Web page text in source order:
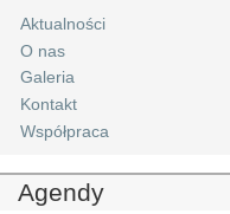
Aktualności
O nas
Galeria
Kontakt
Współpraca
Agendy